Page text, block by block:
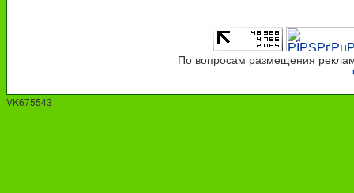
По вопросам размещения
VK675543